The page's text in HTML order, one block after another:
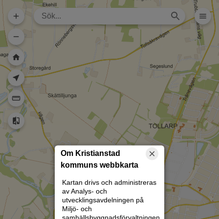
Dela karta (lång
url)
Dela karta
Skriv ut
Om kartan
Kristianstad
Rita
Om Kristianstad
kommuns webbkarta
Kartan drivs och administreras
av Analys- och
utvecklingsavdelningen på
Miljö- och
samhällsbyggnadsförvaltningen.